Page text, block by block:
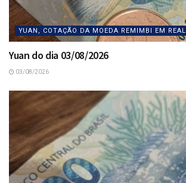
YUAN, COTAÇÃO DA MOEDA REMIMBI EM REAL
Yuan do dia 03/08/2026
03/08/2026